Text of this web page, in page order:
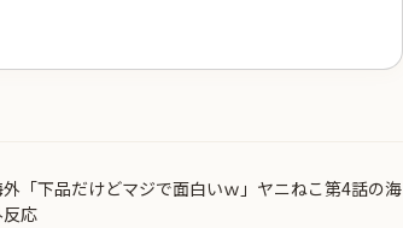
「下品だけどマジで面白いｗ」ヤニねこ第4話の海
応